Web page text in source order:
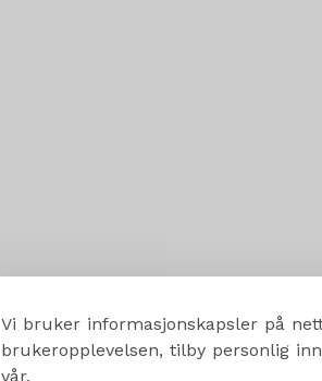
Vi bruker informasjonskapsler på
brukeropplevelsen, tilby personlig
vår.